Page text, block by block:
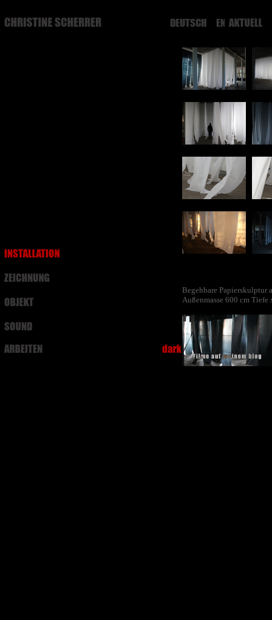
DEUTSCH ENGLISH
Begehbare Papierskulptur
Außenmasse 600 cm